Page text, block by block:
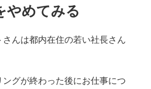
やめてみる
んは都内在住の若い社長さん
グが終わった後にお仕事につ